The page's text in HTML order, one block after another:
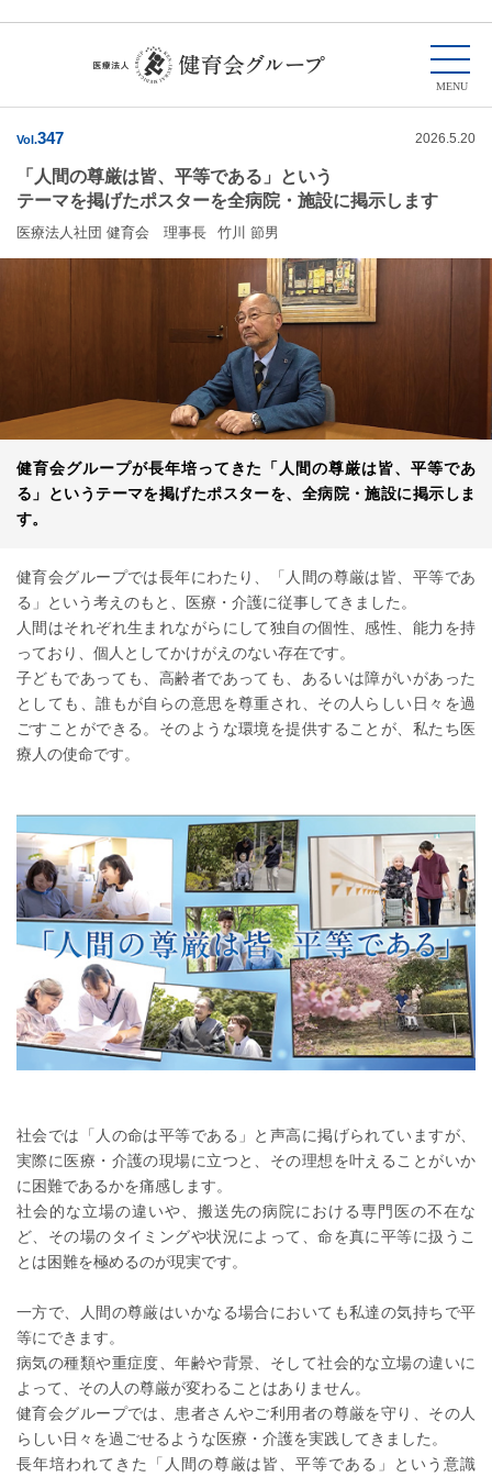
Vol.347
「人間の尊厳は皆、平等である」という
テーマを掲げたポスターを全病院・施設に掲示します
2026.5.20
医療法人社団 健育会 理事長 竹川 節男
健育会グループが長年培ってきた「人間の尊厳は皆、平等であ
る」というテーマを掲げたポスターを、全病院・施設に掲示しま
す。
健育会グループでは長年にわたり、「人間の尊厳は皆、平等であ
る」という考えのもと、医療・介護に従事してきました。
人間はそれぞれ生まれながらにして独自の個性、感性、能力を持
っており、個人としてかけがえのない存在です。
子どもであっても、高齢者であっても、あるいは障がいがあった
としても、誰もが自らの意思を尊重され、その人らしい日々を過
ごすことができる。そのような環境を提供することが、私たち医
療人の使命です。
社会では「人の命は平等である」と声高に掲げられていますが、
実際に医療・介護の現場に立つと、その理想を叶えることがいか
に困難であるかを痛感します。
社会的な立場の違いや、搬送先の病院における専門医の不在な
ど、その場のタイミングや状況によって、命を真に平等に扱うこ
とは困難を極めるのが現実です。
一方で、人間の尊厳はいかなる場合においても私達の気持ちで平
等にできます。
病気の種類や重症度、年齢や背景、そして社会的な立場の違いに
よって、その人の尊厳が変わることはありません。
健育会グループでは、患者さんやご利用者の尊厳を守り、その人
らしい日々を過ごせるような医療・介護を実践してきました。
長年培われてきた「人間の尊厳は皆、平等である」という意識